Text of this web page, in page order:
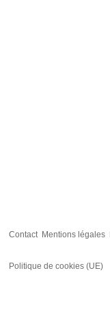
Contact Mentions légales
Politique de cookies (UE)